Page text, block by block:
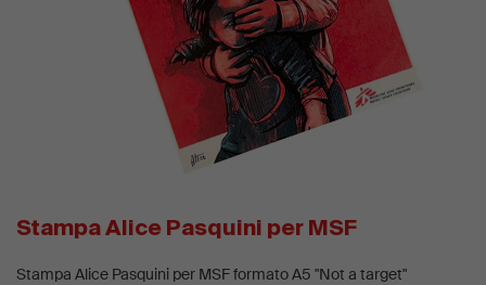
Stampa Alice Pasquini per MSF
Stampa Alice Pasquini per MSF formato A5 "Not a target"